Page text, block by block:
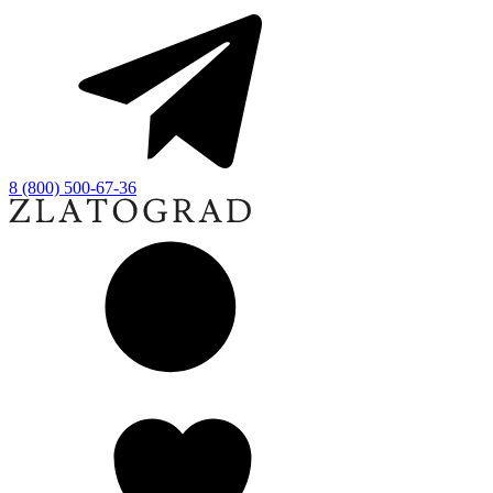
8 (800) 500-67-36